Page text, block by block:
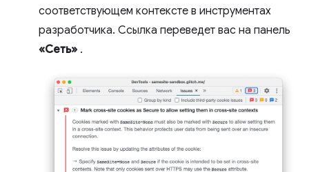
соответствующем контексте в инструментах
разработчика. Ссылка переведет вас на панель
«Сеть» .